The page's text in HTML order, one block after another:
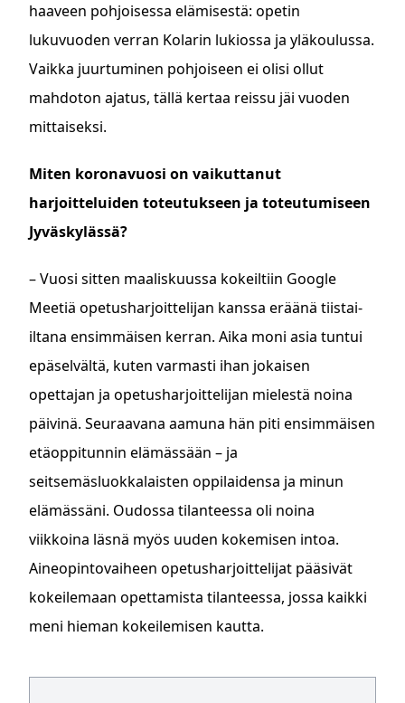
haaveen pohjoisessa elämisestä: opetin
lukuvuoden verran Kolarin lukiossa ja yläkoulussa.
Vaikka juurtuminen pohjoiseen ei olisi ollut
mahdoton ajatus, tällä kertaa reissu jäi vuoden
mittaiseksi.
Miten koronavuosi on vaikuttanut
harjoitteluiden toteutukseen ja toteutumiseen
Jyväskylässä?
– Vuosi sitten maaliskuussa kokeiltiin Google
Meetiä opetusharjoittelijan kanssa eräänä tiistai-
iltana ensimmäisen kerran. Aika moni asia tuntui
epäselvältä, kuten varmasti ihan jokaisen
opettajan ja opetusharjoittelijan mielestä noina
päivinä. Seuraavana aamuna hän piti ensimmäisen
etäoppitunnin elämässään – ja
seitsemäsluokkalaisten oppilaidensa ja minun
elämässäni. Oudossa tilanteessa oli noina
viikkoina läsnä myös uuden kokemisen intoa.
Aineopintovaiheen opetusharjoittelijat pääsivät
kokeilemaan opettamista tilanteessa, jossa kaikki
meni hieman kokeilemisen kautta.